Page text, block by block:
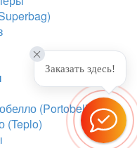
(Portobello)
(Teplo)
Заказать здесь!